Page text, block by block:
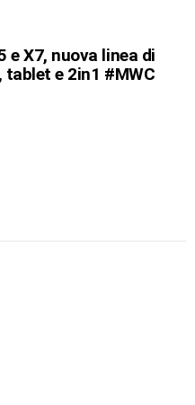
e X7, nuova linea di
tablet e 2in1 #MWC